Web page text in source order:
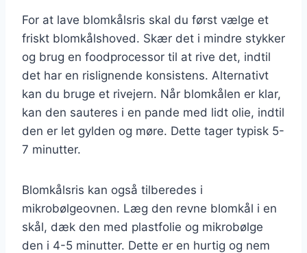
For at lave blomkålsris skal du først vælge et
friskt blomkålshoved. Skær det i mindre stykker
og brug en foodprocessor til at rive det, indtil
det har en rislignende konsistens. Alternativt
kan du bruge et rivejern. Når blomkålen er klar,
kan den sauteres i en pande med lidt olie, indtil
den er let gylden og møre. Dette tager typisk 5-
7 minutter.
Blomkålsris kan også tilberedes i
mikrobølgeovnen. Læg den revne blomkål i en
skål, dæk den med plastfolie og mikrobølge
den i 4-5 minutter. Dette er en hurtig og nem